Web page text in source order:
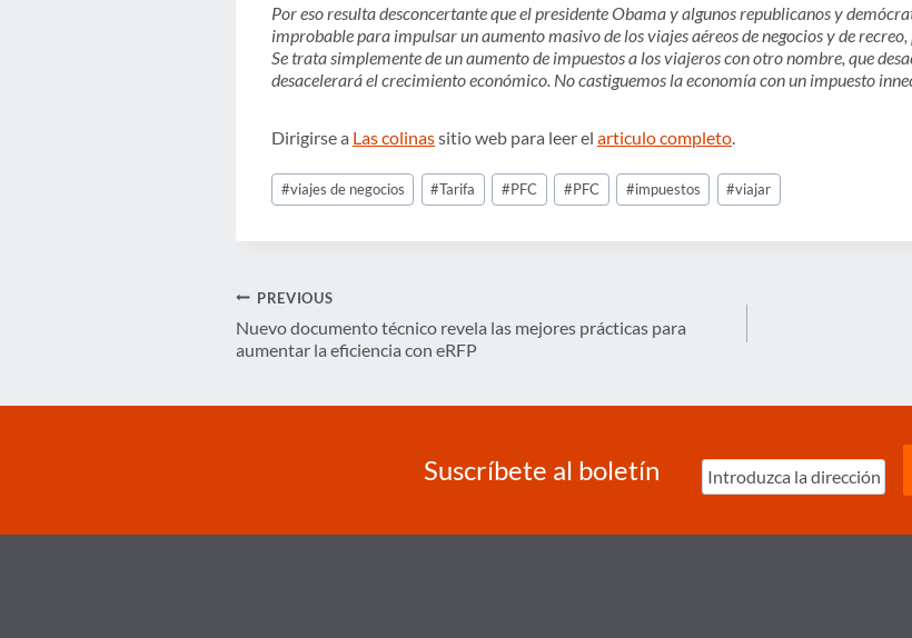
Por eso resulta desconcertante que el presidente Obama y algunos republicanos y
improbable para impulsar un aumento masivo de los viajes aéreos de negocios y de
Se trata simplemente de un aumento de impuestos a los viajeros con otro nombre, que
desacelerará el crecimiento económico. No castiguemos la economía con un impuesto
Dirigirse a Las colinassitio web para leer el articulo completo.
Post
Tags:
#viajes de negocios #Tarifa #PFC #PFC #impuestos #viajar
Navegación
de
entradas
PREVIOUS
Nuevo documento técnico revela las mejores prácticas para
aumentar la eficiencia con eRFP
Suscríbete al boletín